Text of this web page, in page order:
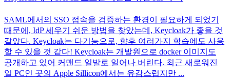
SAML에서의 SSO 접속을 검증하는 환경이 필요하게 되었기
때문에, IdP 세우기 쉬운 방법을 찾았는데, Keycloak가 좋을 것
같았다. Keycloak는 다기능으로, 향후 여러가지 학습에도 사용
할 수 있을 것 같다! Keycloak는 개발원으로 docker 이미지도
공개하고 있어 커맨드 일발로 일어나 버린다. 최근 새로워진
일 PC인 곳의 Apple Sillicon에서는 유감스럽지만 ...